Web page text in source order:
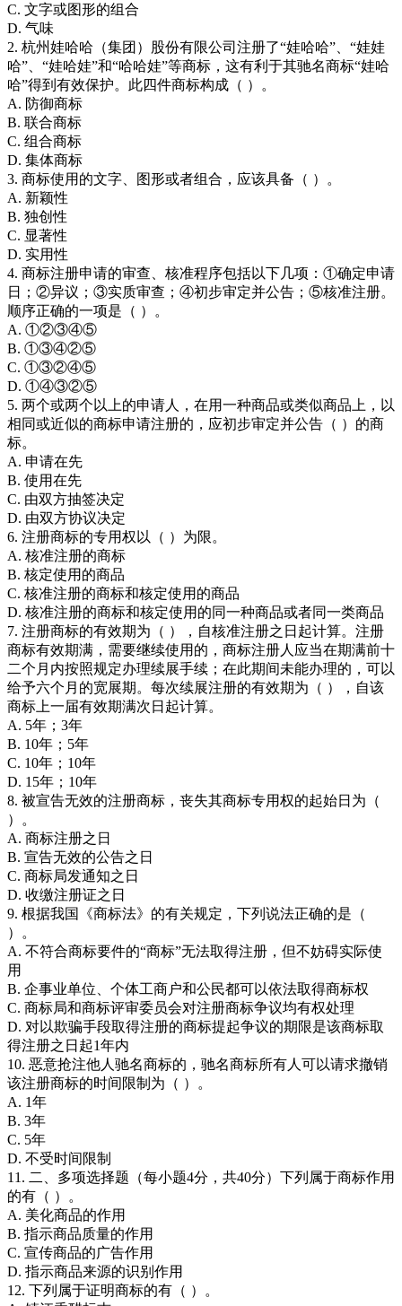
C. 文字或图形的组合
D. 气味
2. 杭州娃哈哈（集团）股份有限公司注册了“娃哈哈”、“娃娃
哈”、“娃哈娃”和“哈哈娃”等商标，这有利于其驰名商标“娃哈
哈”得到有效保护。此四件商标构成（ ）。
A. 防御商标
B. 联合商标
C. 组合商标
D. 集体商标
3. 商标使用的文字、图形或者组合，应该具备（ ）。
A. 新颖性
B. 独创性
C. 显著性
D. 实用性
4. 商标注册申请的审查、核准程序包括以下几项：①确定申请
日；②异议；③实质审查；④初步审定并公告；⑤核准注册。
顺序正确的一项是（ ）。
A. ①②③④⑤
B. ①③④②⑤
C. ①③②④⑤
D. ①④③②⑤
5. 两个或两个以上的申请人，在用一种商品或类似商品上，以
相同或近似的商标申请注册的，应初步审定并公告（ ）的商
标。
A. 申请在先
B. 使用在先
C. 由双方抽签决定
D. 由双方协议决定
6. 注册商标的专用权以（ ）为限。
A. 核准注册的商标
B. 核定使用的商品
C. 核准注册的商标和核定使用的商品
D. 核准注册的商标和核定使用的同一种商品或者同一类商品
7. 注册商标的有效期为（ ），自核准注册之日起计算。注册
商标有效期满，需要继续使用的，商标注册人应当在期满前十
二个月内按照规定办理续展手续；在此期间未能办理的，可以
给予六个月的宽展期。每次续展注册的有效期为（ ），自该
商标上一届有效期满次日起计算。
A. 5年；3年
B. 10年；5年
C. 10年；10年
D. 15年；10年
8. 被宣告无效的注册商标，丧失其商标专用权的起始日为（
）。
A. 商标注册之日
B. 宣告无效的公告之日
C. 商标局发通知之日
D. 收缴注册证之日
9. 根据我国《商标法》的有关规定，下列说法正确的是（
）。
A. 不符合商标要件的“商标”无法取得注册，但不妨碍实际使
用
B. 企事业单位、个体工商户和公民都可以依法取得商标权
C. 商标局和商标评审委员会对注册商标争议均有权处理
D. 对以欺骗手段取得注册的商标提起争议的期限是该商标取
得注册之日起1年内
10. 恶意抢注他人驰名商标的，驰名商标所有人可以请求撤销
该注册商标的时间限制为（ ）。
A. 1年
B. 3年
C. 5年
D. 不受时间限制
11. 二、多项选择题（每小题4分，共40分）下列属于商标作用
的有（ ）。
A. 美化商品的作用
B. 指示商品质量的作用
C. 宣传商品的广告作用
D. 指示商品来源的识别作用
12. 下列属于证明商标的有（ ）。